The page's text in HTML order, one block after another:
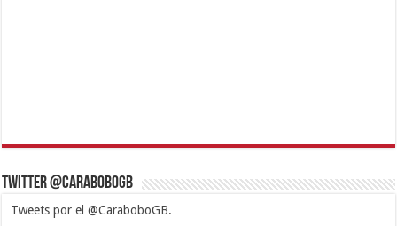
Twitter @CaraboboGB
Tweets por el @CaraboboGB.